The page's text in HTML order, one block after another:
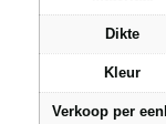
Dikte
Kleur
Verkoop per